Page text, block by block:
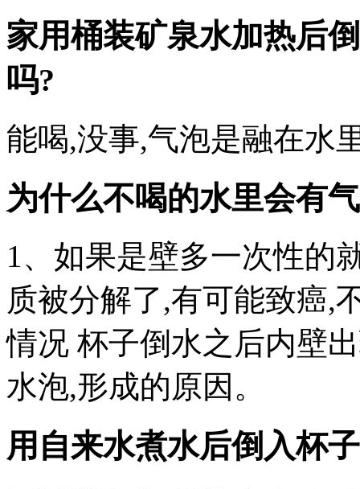
家用桶装矿泉水加热后
吗?
能喝,没事,气泡是融在水
为什么不喝的水里会有
1、如果是壁多一次性的
质被分解了,有可能致癌,
情况 杯子倒水之后内壁
水泡,形成的原因。
用自来水煮水后倒入杯